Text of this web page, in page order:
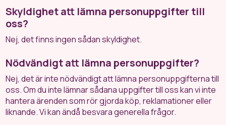
Skyldighet att lämna personuppgifter till
oss?
Nej, det finns ingen sådan skyldighet.
Nödvändigt att lämna personuppgifter?
Nej, det är inte nödvändigt att lämna personuppgifterna till
oss. Om du inte lämnar sådana uppgifter till oss kan vi inte
hantera ärenden som rör gjorda köp, reklamationer eller
liknande. Vi kan ändå besvara generella frågor.